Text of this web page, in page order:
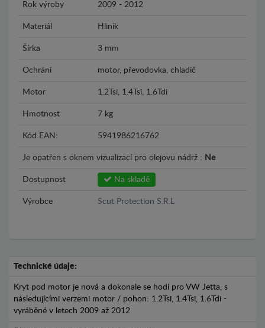
Rok výroby 2009 - 2012
Materiál Hliník
Šírka 3 mm
Ochrání motor, převodovka, chladič
Motor 1.2Tsi, 1.4Tsi, 1.6Tdi
Hmotnost 7 kg
Kód EAN: 5941986216762
Je opatřen s oknem vizualizací pro olejovu nádrž : Ne
Dostupnost Na skladě
Výrobce Scut Protection S.R.L
Technické údaje:
Kryt pod motor je nová a dokonale se hodí pro VW Jetta, s
následujícími verzemi motor / pohon: 1.2Tsi, 1.4Tsi, 1.6Tdi -
vyráběné v letech 2009 až 2012.